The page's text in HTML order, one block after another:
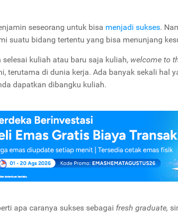
seseorang untuk bisa menjadi sukses.
suatu bidang tertentu yang bisa menunjang
kuliah atau baru saja kuliah, welcome to
terutama di dunia kerja. Ada banyak sekali hal
dapatkan dibangku kuliah.
apa caranya sukses sebagai fresh graduate,